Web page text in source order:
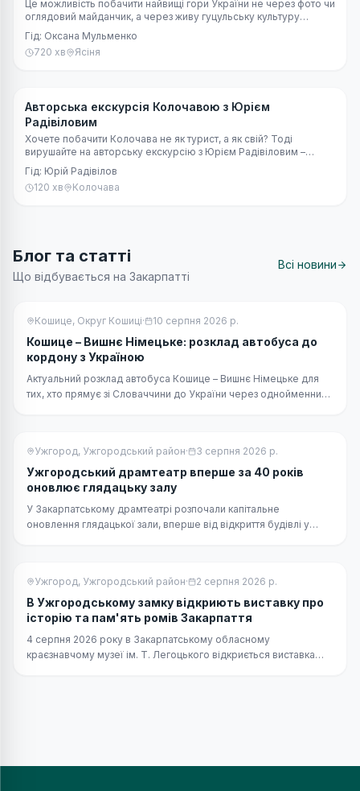
Це можливість побачити найвищі гори України не через фото чи
оглядовий майданчик, а через живу гуцульську культуру
високогір’я Карпат.
Гід: Оксана Мульменко
720 хв Ясіня
🚶 Пішохідна
Авторська екскурсія Колочавою з Юрієм
Радівіловим
Хочете побачити Колочава не як турист, а як свій? Тоді
вирушайте на авторську екскурсію з Юрієм Радівіловим –
людиною, яка народилася, виросла і все життя живе у цьому
легендарному карпатському селі. Це не просто екскурсія – це
щира розмова з Колочавою через її історії, легенди, традиції
Гід: Юрій Радівілов
120 хв Колочава
Блог та статті
Що відбувається на Закарпатті
Всі новини
Кошице, Округ Кошиці· 10 серпня 2026 р.
Кошице – Вишнє Німецьке: розклад автобуса до
кордону з Україною
Актуальний розклад автобуса Кошице – Вишнє Німецьке для
тих, хто прямує зі Словаччини до України через однойменний
напрямку Ужгорода, та що варто врахувати перед перетином
кордону.
Ужгород, Ужгородський район· 3 серпня 2026 р.
Ужгородський драмтеатр вперше за 40 років
оновлює глядацьку залу
У Закарпатському драмтеатрі розпочали капітальне
оновлення глядацької зали, вперше від відкриття будівлі у
ліфта, щоб театр став без бар'єрним для всіх відвідувачів.
Ужгород, Ужгородський район· 2 серпня 2026 р.
В Ужгородському замку відкриють виставку про
історію та пам'ять ромів Закарпаття
4 серпня 2026 року в Закарпатському обласному
краєзнавчому музеї ім. Т. Легоцького відкриється виставка